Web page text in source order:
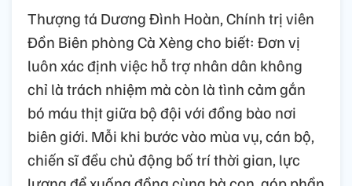
Thượng tá Dương Đình Hoàn, Chính trị viên
Đồn Biên phòng Cà Xèng cho biết: Đơn vị
luôn xác định việc hỗ trợ nhân dân không
chỉ là trách nhiệm mà còn là tình cảm gắn
bó máu thịt giữa bộ đội với đồng bào nơi
biên giới. Mỗi khi bước vào mùa vụ, cán bộ,
chiến sĩ đều chủ động bố trí thời gian, lực